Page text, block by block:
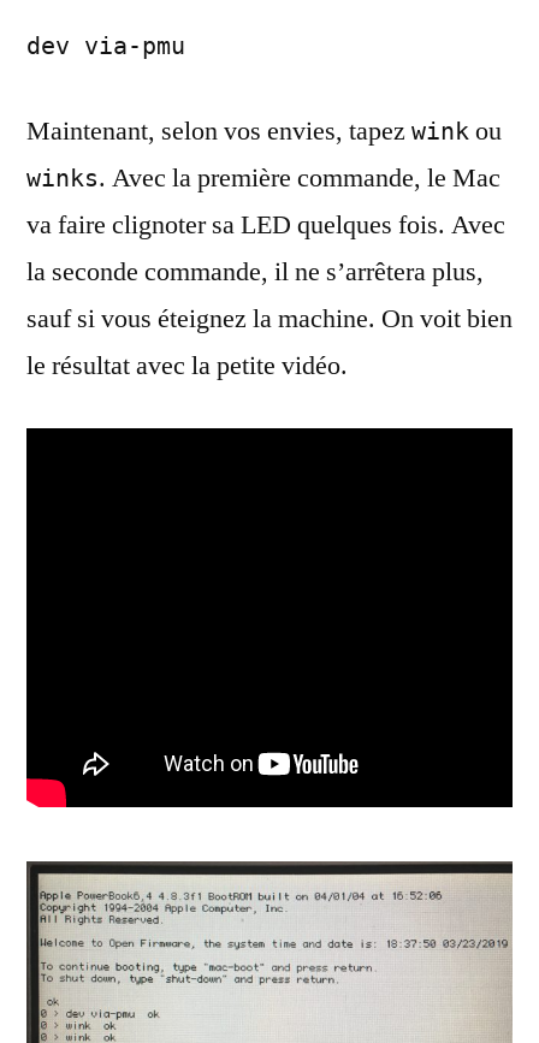
dev via-pmu
Maintenant, selon vos envies, tapez wink ou
winks. Avec la première commande, le Mac
va faire clignoter sa LED quelques fois. Avec
la seconde commande, il ne s’arrêtera plus,
sauf si vous éteignez la machine. On voit bien
le résultat avec la petite vidéo.